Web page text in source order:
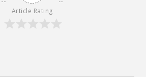
Article Rating